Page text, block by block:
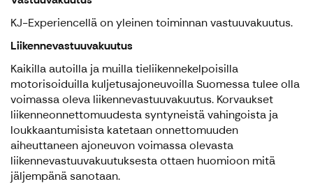
KJ-Experiencellä on yleinen toiminnan vastuuvakuutus.
Liikennevastuuvakuutus
Kaikilla autoilla ja muilla tieliikennekelpoisilla
motorisoiduilla kuljetusajoneuvoilla Suomessa tulee olla
voimassa oleva liikennevastuuvakuutus. Korvaukset
liikenneonnettomuudesta syntyneistä vahingoista ja
loukkaantumisista katetaan onnettomuuden
aiheuttaneen ajoneuvon voimassa olevasta
liikennevastuuvakuutuksesta ottaen huomioon mitä
jäljempänä sanotaan.